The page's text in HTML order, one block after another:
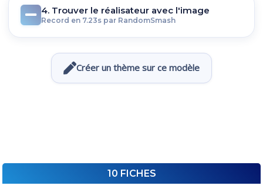
4. Trouver le réalisateur avec l'image
Record en 7.23s par RandomSmash
Créer un thème sur ce modèle
10 FICHES